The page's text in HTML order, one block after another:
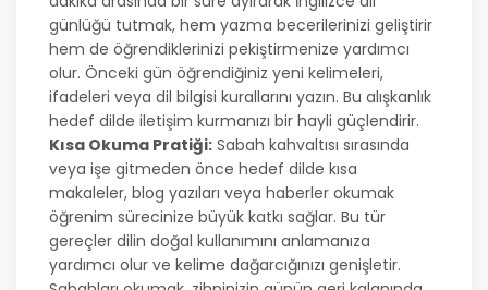
günlüğü tutmak, hem yazma becerilerinizi geliştirir
hem de öğrendiklerinizi pekiştirmenize yardımcı
olur. Önceki gün öğrendiğiniz yeni kelimeleri,
ifadeleri veya dil bilgisi kurallarını yazın. Bu alışkanlık
hedef dilde iletişim kurmanızı bir hayli güçlendirir.
Kısa Okuma Pratiği: Sabah kahvaltısı sırasında
veya işe gitmeden önce hedef dilde kısa
makaleler, blog yazıları veya haberler okumak
öğrenim sürecinize büyük katkı sağlar. Bu tür
gereçler dilin doğal kullanımını anlamanıza
yardımcı olur ve kelime dağarcığınızı genişletir.